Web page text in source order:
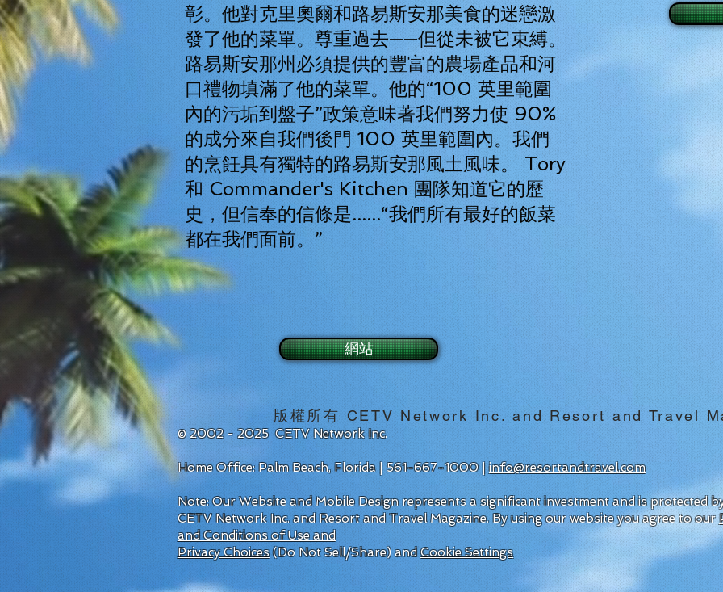
彰。他對克里奧爾和路易斯安那美食的迷戀激
發了他的菜單。尊重過去——但從未被它束縛。
路易斯安那州必須提供的豐富的農場產品和河
口禮物填滿了他的菜單。他的“100 英里範圍
內的污垢到盤子”政策意味著我們努力使 90%
的成分來自我們後門 100 英里範圍內。我們
的烹飪具有獨特的路易斯安那風土風味。 Tory
和 Commander's Kitchen 團隊知道它的歷
史，但信奉的信條是......“我們所有最好的飯菜
都在我們面前。”
網站
版權所有 CETV Network Inc. and Resort and Travel
© 2002 - 2025 CETV Network Inc.
Home Office: Palm Beach, Florida | 561-667-1000 |info@resortandtravel.com
Note: Our Website and Mobile Design represents a significant investment and is protected
CETV Network Inc. and Resort and Travel Magazine.By using our website you agree to our
and Conditions of Use and
Privacy Choices(Do Not Sell/Share) andCookie Settings